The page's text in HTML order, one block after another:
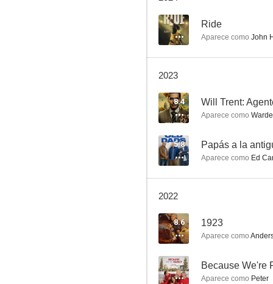
-- Ride
Aparece como John
2023
8.4 Will Trent:
Aparece como
5.8 Papás a la
Aparece como Ed
2022
8.6 1923
Aparece como
-- Because We're
Aparece como Peter